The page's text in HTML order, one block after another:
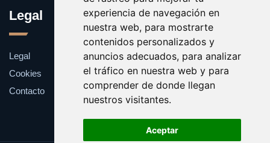
experiencia de navegación en
nuestra web, para mostrarte
contenidos personalizados y
anuncios adecuados, para analizar
el tráfico en nuestra web y para
comprender de donde llegan
nuestros visitantes.
Aceptar
Legal
Legal
Cookies
Contacto